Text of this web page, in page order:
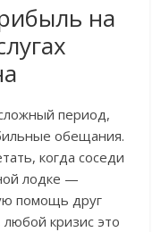
на
период,
обещания.
когда соседи
лодке —
помощь друг
кризис это